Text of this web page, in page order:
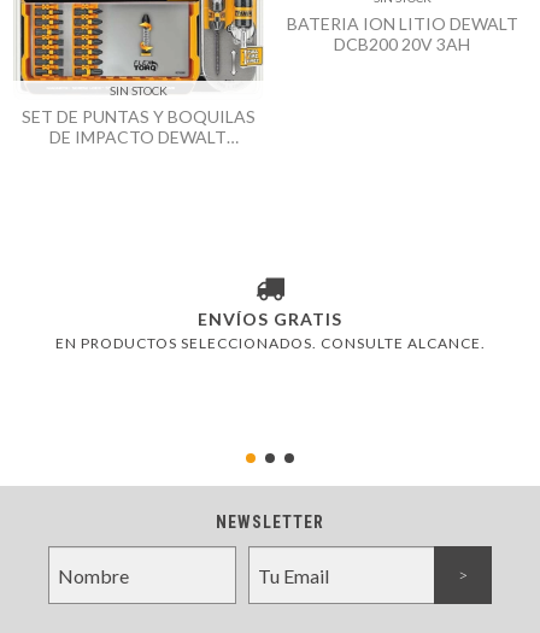
SIN STOCK
SET DE PUNTAS Y BOQUILAS
DE IMPACTO DEWALT
BATERIA ION LITIO DEWALT
DCB200 20V 3AH
ENVÍOS GRATIS
EN PRODUCTOS SELECCIONADOS. CONSULTE ALCANCE.
NEWSLETTER